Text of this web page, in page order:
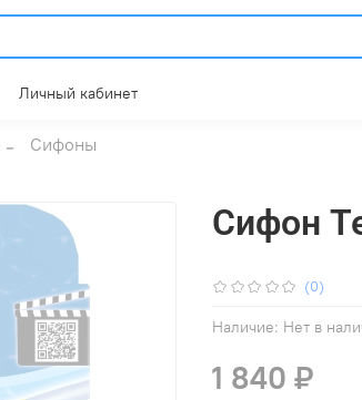
Личный кабинет
Сифоны
(0)
Наличие: Нет в
Сифон
1 840 ₽